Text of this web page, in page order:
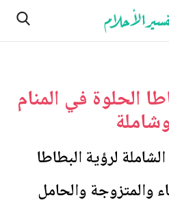
الحلوة في المنام
لرؤية البطاطا
والمتزوجة والحامل